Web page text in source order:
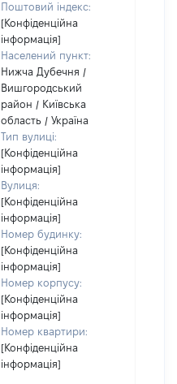
Поштовий індекс:
[Конфіденційна
інформація]
Населений пункт:
Нижча Дубечня /
Вишгородський
район / Київська
область / Україна
Тип вулиці:
[Конфіденційна
інформація]
Вулиця:
[Конфіденційна
інформація]
Номер будинку:
[Конфіденційна
інформація]
Номер корпусу:
[Конфіденційна
інформація]
Номер квартири:
[Конфіденційна
інформація]